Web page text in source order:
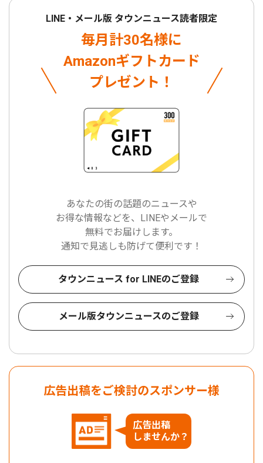
LINE・メール版 タウンニュース読者限定
毎月計30名様に
Amazonギフトカード
プレゼント！
あなたの街の話題のニュースや
お得な情報などを、LINEやメールで
無料でお届けします。
通知で見逃しも防げて便利です！
タウンニュース for LINEのご登録
メール版タウンニュースのご登録
広告出稿をご検討のスポンサー様
広告出稿
しませんか？